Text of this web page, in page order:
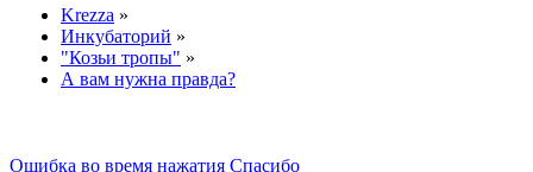
Krezza »
Инкубаторий »
"Козьи тропы" »
А вам нужна правда?
Ошибка во время нажатия Спасибо